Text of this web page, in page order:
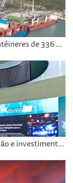
de 336 ...
e investiment...